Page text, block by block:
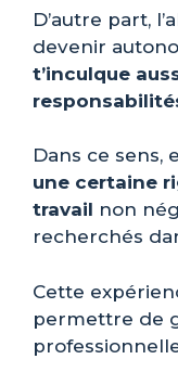
D’autre part,
devenir
t’inculque
Dans ce sens,
une certaine
travail non
recherchés
Cette
permettre de